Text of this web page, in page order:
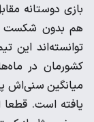
هم بدون شکست
توانسته‌اند این
کشورمان در
یافته است. قطعا